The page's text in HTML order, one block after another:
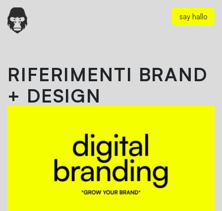
say hallo
RIFERIMENTI BRAND
+ DESIGN